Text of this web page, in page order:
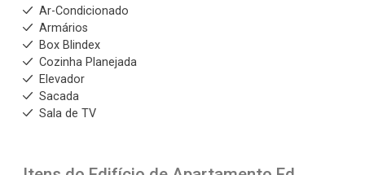
Ar-Condicionado
Armários
Box Blindex
Cozinha Planejada
Elevador
Sacada
Sala de TV